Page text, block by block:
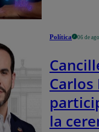
de risa
Política 06 de
Carlos
la